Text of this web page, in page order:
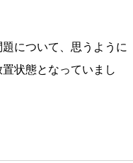
について、思うように
状態となっていまし